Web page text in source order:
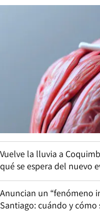
Vuelve la lluvia a
qué se espera del nuevo
Anuncian un “fenómeno
Santiago: cuándo y cómo